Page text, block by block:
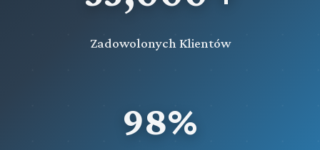
Zadowolonych Klientów
98%